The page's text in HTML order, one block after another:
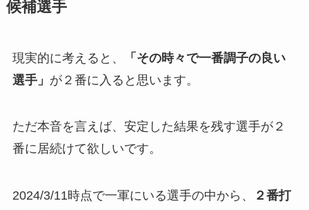
候補選手
現実的に考えると、
「その時々で一番調子の良い
選手」 が２番に入ると思います。
ただ本音を言えば、安定した結果を残す選手が２
番に居続けて欲しいです。
2024/3/11時点で一軍にいる選手の中から、
２番打